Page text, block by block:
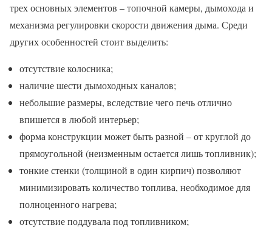
трех основных элементов – топочной камеры, дымохода и
механизма регулировки скорости движения дыма. Среди
других особенностей стоит выделить:
отсутствие колосника;
наличие шести дымоходных каналов;
небольшие размеры, вследствие чего печь отлично
впишется в любой интерьер;
форма конструкции может быть разной – от круглой до
прямоугольной (неизменным остается лишь топливник);
тонкие стенки (толщиной в один кирпич) позволяют
минимизировать количество топлива, необходимое для
полноценного нагрева;
отсутствие поддувала под топливником;